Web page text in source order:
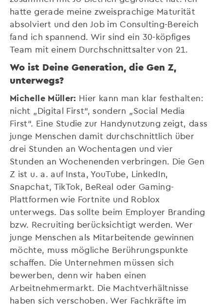
hatte gerade meine zweisprachige Maturität
absolviert und den Job im Consulting-Bereich
fand ich spannend. Wir sind ein 30-köpfiges
Team mit einem Durchschnittsalter von 21.
Wo ist Deine Generation, die Gen Z,
unterwegs?
Michelle Müller: Hier kann man klar festhalten:
nicht „Digital First“, sondern „Social Media
First“. Eine Studie zur Handynutzung zeigt, dass
junge Menschen damit durchschnittlich über
drei Stunden an Wochentagen und vier
Stunden an Wochenenden verbringen. Die Gen
Z ist u. a. auf Insta, YouTube, LinkedIn,
Snapchat, TikTok, BeReal oder Gaming-
Plattformen wie Fortnite und Roblox
unterwegs. Das sollte beim Employer Branding
bzw. Recruiting berücksichtigt werden. Wer
junge Menschen als Mitarbeitende gewinnen
möchte, muss mögliche Berührungspunkte
schaffen. Die Unternehmen müssen sich
bewerben, denn wir haben einen
Arbeitnehmermarkt. Die Machtverhältnisse
haben sich verschoben. Wer Fachkräfte im